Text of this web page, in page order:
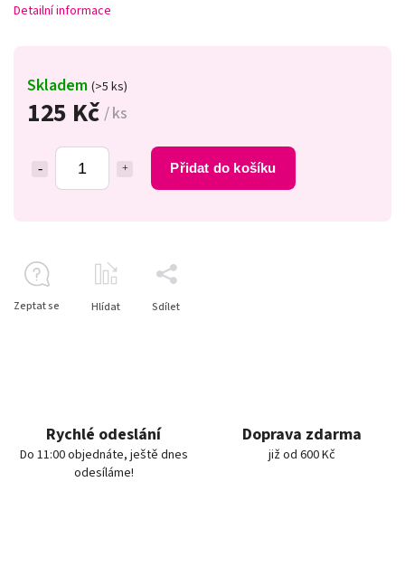
125 Kč / ks
Přidat do košíku
Skladem (>5 ks)
Detailní informace
Zeptat se Hlídat Sdílet
Rychlé odeslání
Do 11:00 objednáte, ještě dnes
odesíláme!
Doprava zdarma
již od 600 Kč